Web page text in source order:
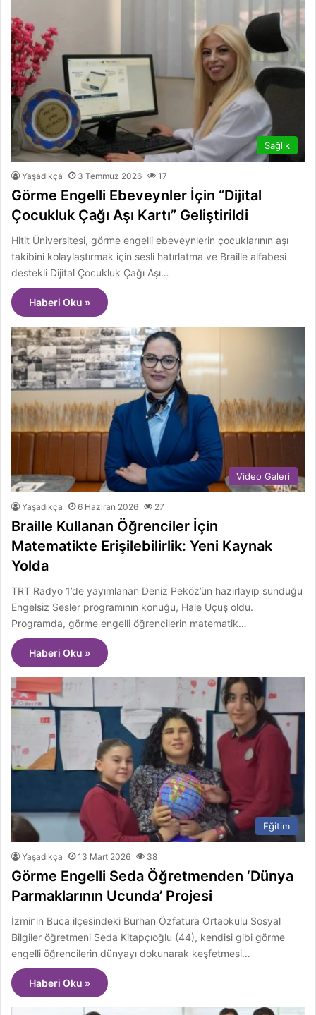
Sağlık
Yaşadıkça 3 Temmuz 2026 17
Görme Engelli Ebeveynler İçin “Dijital
Çocukluk Çağı Aşı Kartı” Geliştirildi
Hitit Üniversitesi, görme engelli ebeveynlerin çocuklarının aşı
takibini kolaylaştırmak için sesli hatırlatma ve Braille alfabesi
destekli Dijital Çocukluk Çağı Aşı…
Haberi Oku »
Video Galeri
Yaşadıkça 6 Haziran 2026 27
Braille Kullanan Öğrenciler İçin
Matematikte Erişilebilirlik: Yeni Kaynak
Yolda
TRT Radyo 1’de yayımlanan Deniz Peköz’ün hazırlayıp sunduğu
Engelsiz Sesler programının konuğu, Hale Uçuş oldu.
Programda, görme engelli öğrencilerin matematik…
Haberi Oku »
Eğitim
Yaşadıkça 13 Mart 2026 38
Görme Engelli Seda Öğretmenden ‘Dünya
Parmaklarının Ucunda’ Projesi
İzmir’in Buca ilçesindeki Burhan Özfatura Ortaokulu Sosyal
Bilgiler öğretmeni Seda Kitapçıoğlu (44), kendisi gibi görme
engelli öğrencilerin dünyayı dokunarak keşfetmesi…
Haberi Oku »